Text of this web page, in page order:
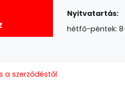
Nyitvatartás:
hétfő-péntek:
a szerződéstől